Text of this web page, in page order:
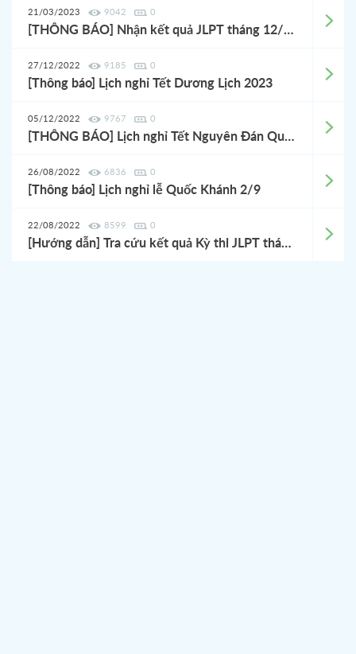
21/03/2023 9042 0
[THÔNG BÁO] Nhận kết quả JLPT tháng 12/2022
27/12/2022 9185 0
[Thông báo] Lịch nghỉ Tết Dương Lịch 2023
05/12/2022 9767 0
[THÔNG BÁO] Lịch nghỉ Tết Nguyên Đán Quý Mão 2023
26/08/2022 6836 0
[Thông báo] Lịch nghỉ lễ Quốc Khánh 2/9
22/08/2022 8599 0
[Hướng dẫn] Tra cứu kết quả Kỳ thi JLPT tháng 07/2022